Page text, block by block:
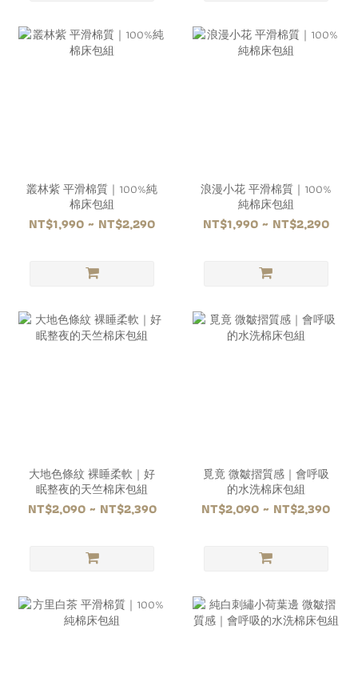
叢林紫 平滑棉質｜100%純
棉床包組
NT$1,990 ~ NT$2,290
浪漫小花 平滑棉質｜100%
純棉床包組
NT$1,990 ~ NT$2,290
大地色條紋 裸睡柔軟｜好
眠整夜的天竺棉床包組
NT$2,090 ~ NT$2,390
覓竟 微皺摺質感｜會呼吸
的水洗棉床包組
NT$2,090 ~ NT$2,390